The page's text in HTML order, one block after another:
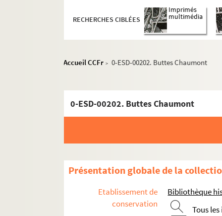
RECHERCHES CIBLÉES
Imprimés
multimédia
Accueil CCFr > 0-ESD-00202. Buttes Chaumont
0-ESD-00202. Buttes Chaumont
Présentation globale de la
Etablissement de
conservation
Bibliothèque
Tous